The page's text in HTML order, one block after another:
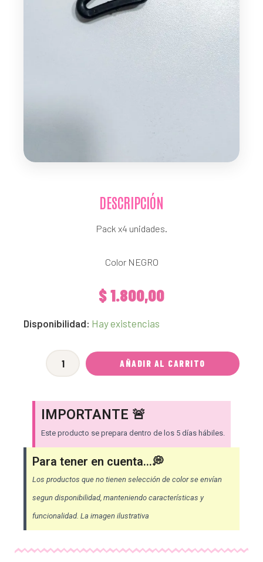
DESCRIPCIÓN
Pack x4 unidades.
Color NEGRO
$1.800,00
Disponibilidad: Hay existencias
[EXPRESS]
Plástico
[Pack
cantidad
AÑADIR AL CARRITO
IMPORTANTE 🚨
Este producto se prepara dentro de los 5 días hábiles.
Para tener en cuenta...💭
Los productos que no tienen selección de color se envían
segun disponibilidad, manteniendo características y
funcionalidad. La imagen ilustrativa